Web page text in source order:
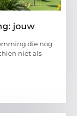
jouw
die nog
niet als